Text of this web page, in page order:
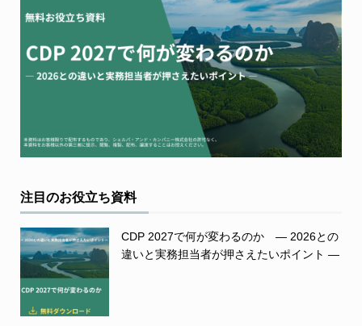
注目のお役立ち資料
CDP 2027で何が変わるのか ― 2026との
違いと実務担当者が押さえたいポイント ―